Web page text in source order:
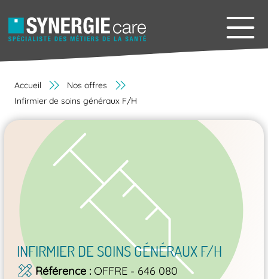
Accueil
Nos offres
Infirmier de soins généraux F/H
INFIRMIER DE SOINS GÉNÉRAUX F/H
Référence OFFRE - 646 080